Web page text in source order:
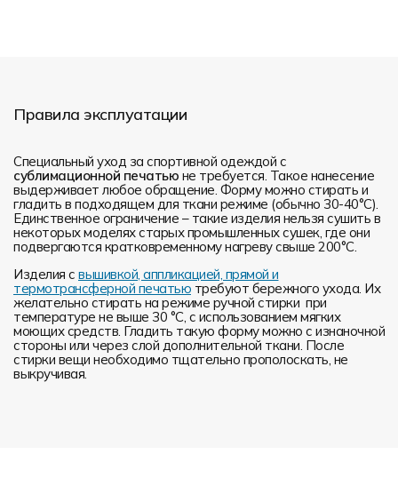
Правила эксплуатации
Специальный уход за спортивной одеждой с
сублимационной печатью не требуется. Такое нанесение
выдерживает любое обращение. Форму можно стирать и
гладить в подходящем для ткани режиме (обычно 30-40°С).
Единственное ограничение – такие изделия нельзя сушить в
некоторых моделях старых промышленных сушек, где они
подвергаются кратковременному нагреву свыше 200°С.
Изделия с вышивкой, аппликацией, прямой и
термотрансферной печатью требуют бережного ухода. Их
желательно стирать на режиме ручной стирки при
температуре не выше 30 °C, с использованием мягких
моющих средств. Гладить такую форму можно с изнаночной
стороны или через слой дополнительной ткани. После
стирки вещи необходимо тщательно прополоскать, не
выкручивая.